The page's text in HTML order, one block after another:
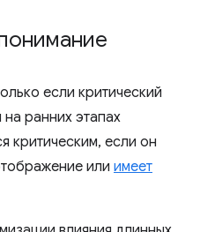
если критический
ранних этапах
критическим, если он
или имеет